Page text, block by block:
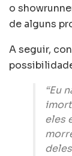
o
de alguns
A seguir,
“Eu
eles